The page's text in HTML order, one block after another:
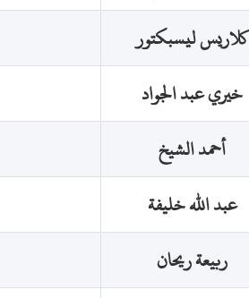
كلاريس ليسبكتور
خيري عبد الجواد
أحمد الشيخ
عبد الله خليفة
ربيعة ريحان